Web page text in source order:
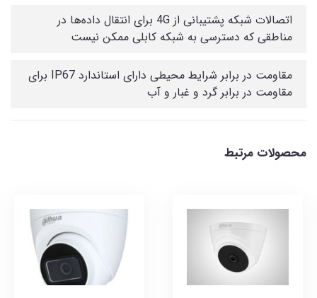
اتصالات شبکه پشتیبانی از 4G برای انتقال داده‌ها در
مناطقی که دسترسی به شبکه کابلی ممکن نیست
مقاومت در برابر شرایط محیطی دارای استاندارد IP67 برای
مقاومت در برابر گرد و غبار و آب
محصولات مرتبط